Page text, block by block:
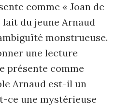
comme « Joan de
lait du jeune Arnaud
monstrueuse.
une lecture
présente comme
Arnaud est-il un
ce une mystérieuse